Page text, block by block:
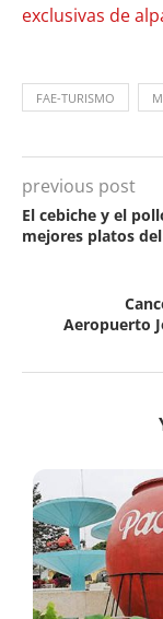
exclusivas de
FAE-TURISMO
previous post
El cebiche y el
mejores platos
Aeropuerto